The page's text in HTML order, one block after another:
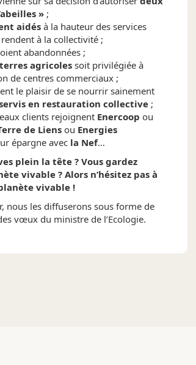
»;
aidésà la hauteur des services
à la collectivité ;
abandonnées ;
agricolessoit privilégiée à
de centres commerciaux ;
le plaisir de se nourrir sainement
en restauration collective;
clients rejoignent Enercoop ou
de Liensou Energies
épargne avec la Nef…
plein la tête ? Vous gardez
vivable ? Alors n’hésitez pas à
vivable !
nous les diffuserons sous forme de
vœux du ministre de l’Ecologie.